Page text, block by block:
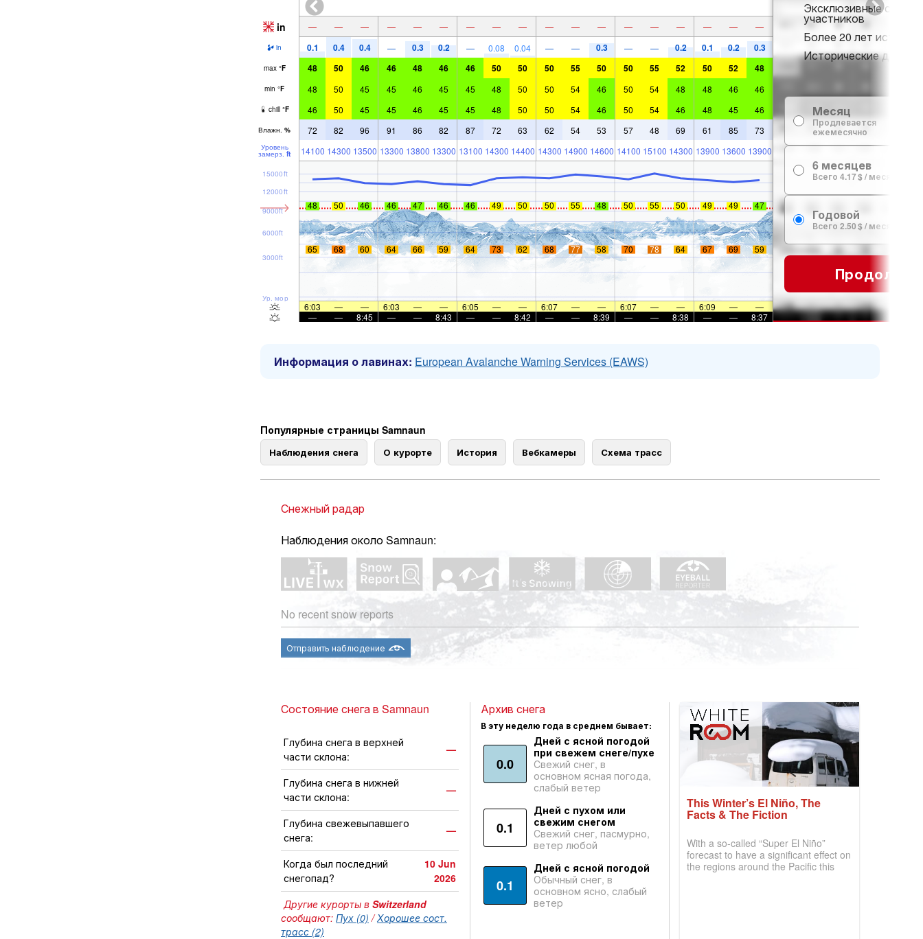
in — — — — — — — — — — — — — — — — — —
in 0.1 0.4 0.4 — 0.3 0.2 — 0.08 0.04 — — 0.3 — — 0.2 0.1 0.2 0.3
max °F 48 50 46 46 48 46 46 50 50 50 55 50 50 55 52 50 52 48
min °F 48 50 45 45 46 45 45 48 50 50 54 46 50 54 48 48 46 46
chill °F 46 50 45 45 46 45 45 48 50 50 54 46 50 54 46 48 45 46
Влажн. % 72 82 96 91 86 82 87 72 63 62 54 53 57 48 69 61 85 73
Уровень
замерз. ft 14100 14300 13500 13300 13800 13300 13100 14300 14400 14300 14900 14600 14100 15100 14300 13900 13600 13900
Ур. моря
3000ft
6000ft
9000ft
12000ft
15000ft
48 50 46 46 47 46 46 49 50 50 55 48 50 55 50 49 49 47
65 68 60 64 66 59 64 73 62 68 77 58 70 78 64 67 69 59
6:03 — — 6:03 — — 6:05 — — 6:07 — — 6:07 — — 6:09 —
—
—
— 8:45 — — 8:43 — — 8:42 — — 8:39 — — 8:38 — — 8:37
Эксклюзивные
участников
Более 20 лет истории
Исторические данные
Месяц
Продлевается
ежемесячно
6 месяцев
Всего 4.17 $ / месяц
Годовой
Всего 2.50 $ / месяц
Информация о лавинах: European Avalanche Warning Services (EAWS)
Популярные страницы Samnaun
Наблюдения снега О курорте История Вебкамеры Схема трасс
Снежный радар
Наблюдения около Samnaun:
No recent snow reports
Отправить наблюдение
Состояние снега в Samnaun
Глубина снега в верхней
части склона:
—
Глубина снега в нижней
части склона:
—
Глубина свежевыпавшего
снега:
—
Когда был последний
снегопад?
10 Jun
2026
Другие курорты в Switzerland
сообщают: Пух (0) /Хорошее сост.
трасс (2)
Архив снега
В эту неделю года в среднем бывает:
0.0
Дней с ясной погодой
при свежем снеге/пухе
Свежий снег, в
основном ясная погода,
слабый ветер
0.1
Дней с пухом или
свежим снегом
Свежий снег, пасмурно,
ветер любой
0.1
Дней с ясной погодой
Обычный снег, в
основном ясно, слабый
ветер
This Winter’s El Niño, The
Facts & The Fiction
With a so-called “Super El Niño”
forecast to have a significant effect on
the regions around the Pacific this